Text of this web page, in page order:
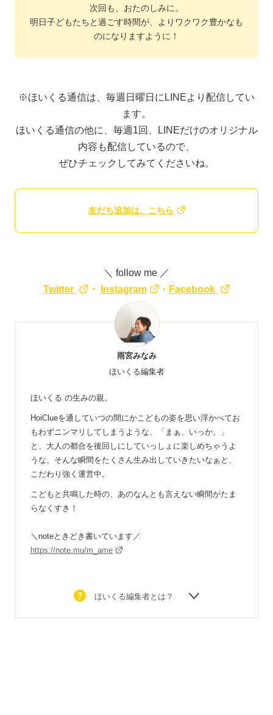
次回も、おたのしみに。
明日子どもたちと過ごす時間が、よりワクワク豊かなも
のになりますように！
※ほいくる通信は、毎週日曜日にLINEより配信してい
ます。
ほいくる通信の他に、毎週1回、LINEだけのオリジナル
内容も配信しているので、
ぜひチェックしてみてくださいね。
友だち追加は、こちら
＼ follow me ／
Twitter
・ Instagram ・ Facebook
雨宮みなみ
ほいくる編集者
ほいくる の生みの親。
HoiClueを通していつの間にかこどもの姿を思い浮かべてお
もわずニンマリしてしまうような、「まぁ、いっか。」
と、大人の都合を後回しにしていっしょに楽しめちゃうよ
うな、そんな瞬間をたくさん生み出していきたいなぁと、
こだわり強く運営中。
こどもと共鳴した時の、あのなんとも言えない瞬間がたま
らなくすき！
＼noteときどき書いています／
https://note.mu/m_ame
ほいくる編集者とは？